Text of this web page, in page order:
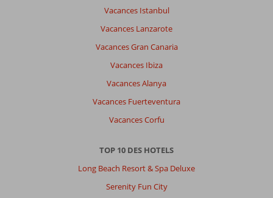
Vacances Istanbul
Vacances Lanzarote
Vacances Gran Canaria
Vacances Ibiza
Vacances Alanya
Vacances Fuerteventura
Vacances Corfu
TOP 10 DES HOTELS
Long Beach Resort & Spa Deluxe
Serenity Fun City